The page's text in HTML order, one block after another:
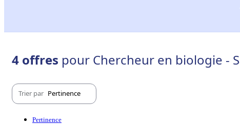
4 offres pour Chercheur en biologie -
Trier par Pertinence
Pertinence